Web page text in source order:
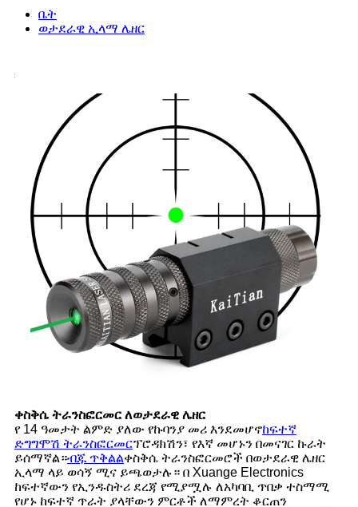
ቤት
ወታደራዊ ኢላማ ሌዘር
ቀስቅሴ ትራንስፎርመር ለወታደራዊ ሌዘር
የ 14 ዓመታት ልምድ ያለው የኩባንያ መሪ እንደመሆኖከፍተኛ
ድግግሞሽ ትራንስፎርመርፕሮዳክሽን፣ የእኛ መሆኑን በመናገር ኩራት
ይሰማኛል።ብጁ ጥቅልልቀስቅሴ ትራንስፎርመሮች በወታደራዊ ሌዘር
ኢላማ ላይ ወሳኝ ሚና ይጫወታሉ። በ Xuange Electronics
ከፍተኛውን የኢንዱስትሪ ደረጃ የሚያሟሉ ለአካባቢ ጥበቃ ተስማሚ
የሆኑ ከፍተኛ ጥራት ያላቸውን ምርቶች ለማምረት ቆርጠን